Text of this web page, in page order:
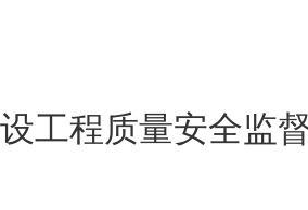
工程质量安全监